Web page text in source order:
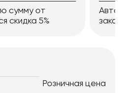
сумму от
скидка 5%
Розничная цена